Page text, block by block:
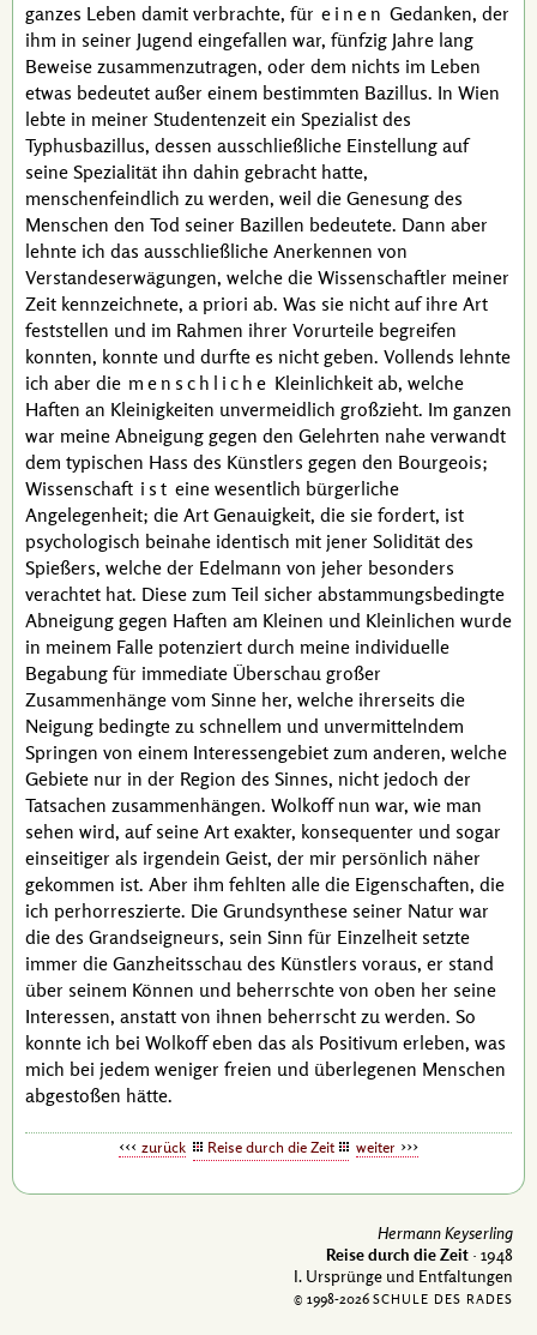
ganzes Leben damit verbrachte, für einen Gedanken, der
ihm in seiner Jugend eingefallen war, fünfzig Jahre lang
Beweise zusammenzutragen, oder dem nichts im Leben
etwas bedeutet außer einem bestimmten Bazillus. In Wien
lebte in meiner Studentenzeit ein Spezialist des
Typhusbazillus, dessen ausschließliche Einstellung auf
seine Spezialität ihn dahin gebracht hatte,
menschenfeindlich zu werden, weil die Genesung des
Menschen den Tod seiner Bazillen bedeutete. Dann aber
lehnte ich das ausschließliche Anerkennen von
Verstandeserwägungen, welche die Wissenschaftler meiner
Zeit kennzeichnete, a priori ab. Was sie nicht auf ihre Art
feststellen und im Rahmen ihrer Vorurteile begreifen
konnten, konnte und durfte es nicht geben. Vollends lehnte
ich aber die menschliche Kleinlichkeit ab, welche
Haften an Kleinigkeiten unvermeidlich großzieht. Im ganzen
war meine Abneigung gegen den Gelehrten nahe verwandt
dem typischen Hass des Künstlers gegen den Bourgeois;
Wissenschaft ist eine wesentlich bürgerliche
Angelegenheit; die Art Genauigkeit, die sie fordert, ist
psychologisch beinahe identisch mit jener Solidität des
Spießers, welche der Edelmann von jeher besonders
verachtet hat. Diese zum Teil sicher abstammungsbedingte
Abneigung gegen Haften am Kleinen und Kleinlichen wurde
in meinem Falle potenziert durch meine individuelle
Begabung für immediate Überschau großer
Zusammenhänge vom Sinne her, welche ihrerseits die
Neigung bedingte zu schnellem und unvermittelndem
Springen von einem Interessengebiet zum anderen, welche
Gebiete nur in der Region des Sinnes, nicht jedoch der
Tatsachen zusammenhängen. Wolkoffnun war, wie man
sehen wird, auf seine Art exakter, konsequenter und sogar
einseitiger als irgendein Geist, der mir persönlich näher
gekommen ist. Aber ihm fehlten alle die Eigenschaften, die
ich perhorreszierte. Die Grundsynthese seiner Natur war
die des Grandseigneurs, sein Sinn für Einzelheit setzte
immer die Ganzheitsschau des Künstlers voraus, er stand
über seinem Können und beherrschte von oben her seine
Interessen, anstatt von ihnen beherrscht zu werden. So
konnte ich bei Wolkoffeben das als Positivum erleben, was
mich bei jedem weniger freien und überlegenen Menschen
abgestoßen hätte.
zurück Reise durch die Zeit weiter
Hermann Keyserling
Reise durch die Zeit · 1948
I. Ursprünge und Entfaltungen
© 1998-2026 SCHULE DES RADES